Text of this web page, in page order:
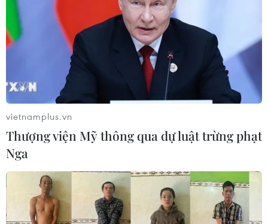
05/08/2026 23:26
Nhật Bản: Nội các thông qua chính
sách giảm thuế tiêu thụ thực phẩm
xuống 1%
05/08/2026 15:30
Việt Nam-Ấn Độ thúc đẩy hiện thực
hóa Đối tác Chiến lược Toàn diện
Tăng cường
05/08/2026 13:30
vietnamplus.vn
Thượng viện Mỹ thông qua dự luật trừng phạt
Nga